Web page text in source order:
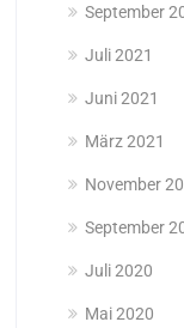
September
Juli 2021
Juni 2021
März 2021
November
September
Juli 2020
Mai 2020